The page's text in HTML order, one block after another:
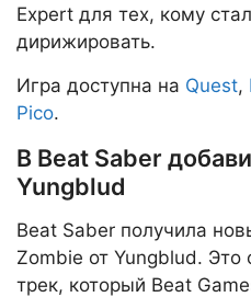
Expert для тех, кому
дирижировать.
Игра доступна на Quest,
Pico.
В Beat Saber
Yungblud
Beat Saber получила
Zombie от Yungblud. Это
трек, который Beat